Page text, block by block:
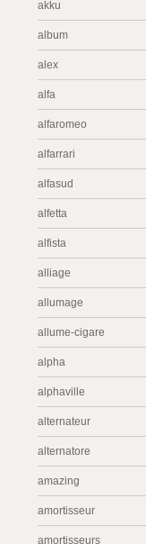
akku
album
alex
alfa
alfaromeo
alfarrari
alfasud
alfetta
alfista
alliage
allumage
allume-cigare
alpha
alphaville
alternateur
alternatore
amazing
amortisseur
amortisseurs